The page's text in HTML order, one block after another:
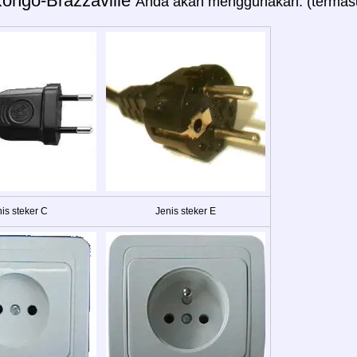
steker C Jenis steker E